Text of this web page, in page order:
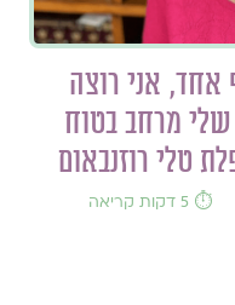
אחד, אני רוצה
שלי מרחב בטוח
טלי רוזנבאום
⏱️ 5 דקות קריאה